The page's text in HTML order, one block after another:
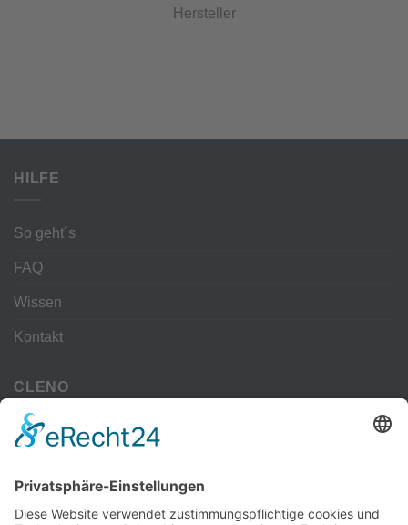
Hersteller
HILFE
So geht´s
FAQ
Wissen
Kontakt
CLENO
Alle Vorteile
kostenloser Versand
Deine Zahlmöglichkeiten